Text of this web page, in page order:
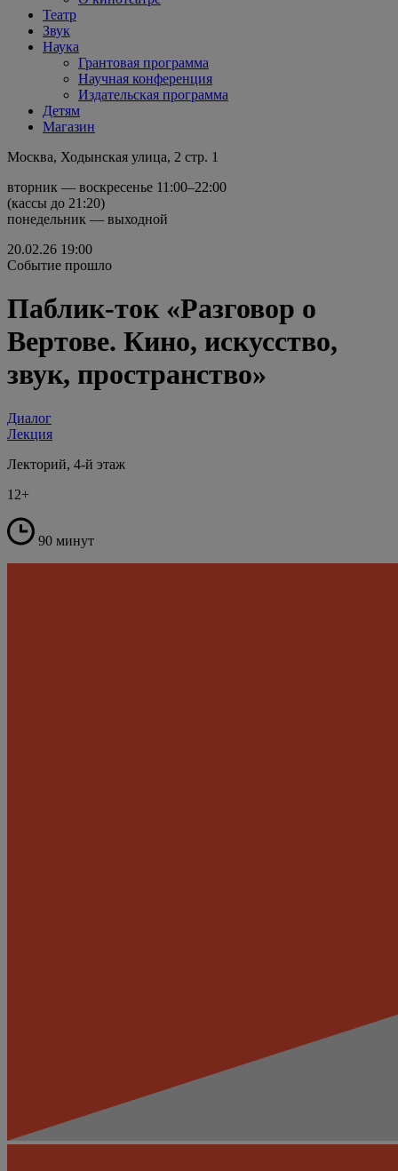
Театр
Звук
Наука
Грантовая программа
Научная конференция
Издательская программа
Детям
Магазин
Москва, Ходынская улица, 2 стр. 1
вторник — воскресенье 11:00–22:00
(кассы до 21:20)
понедельник — выходной
20.02.26 19:00
Событие прошло
Паблик-ток «Разговор о
Вертове. Кино, искусство,
звук, пространство»
Диалог
Лекция
Лекторий, 4-й этаж
12+
90 минут